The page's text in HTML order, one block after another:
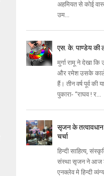
अहमियत से कोई
उम...
एस. के. पाण्डेय की
मुर्गा रामू ने देखा कि
और रमेश उसके
हैं। तीन वर्ष पूर्व की
पुकारा- “राघव ! र...
सृजन के तत्वावधान
चर्चा
हिन्‍दी साहित्‍य,
संस्‍था सृजन ने आज
एनक्‍लेव मे हिन्‍दी